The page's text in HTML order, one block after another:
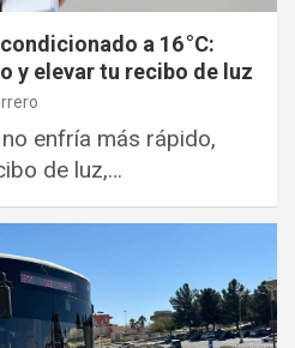
a 16 °C:
y elevar tu recibo de luz
enfría más rápido,
de luz,…